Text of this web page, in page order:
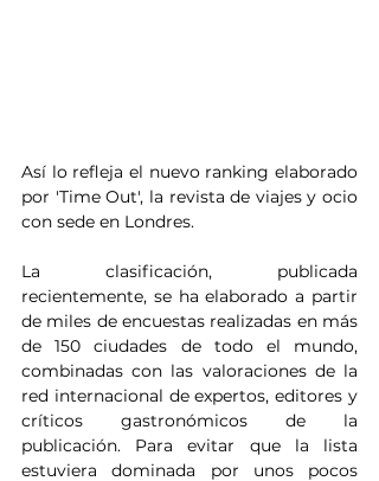
Así lo refleja el nuevo ranking elaborado
por 'Time Out', la revista de viajes y ocio
con sede en Londres.
La clasificación, publicada
recientemente, se ha elaborado a partir
de miles de encuestas realizadas en más
de 150 ciudades de todo el mundo,
combinadas con las valoraciones de la
red internacional de expertos, editores y
críticos gastronómicos de la
publicación. Para evitar que la lista
estuviera dominada por unos pocos